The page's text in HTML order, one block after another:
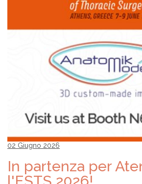
02 Giugno 2026
In partenza per